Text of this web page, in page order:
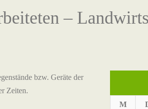
–
bzw. Geräte der
Zeiten.
M